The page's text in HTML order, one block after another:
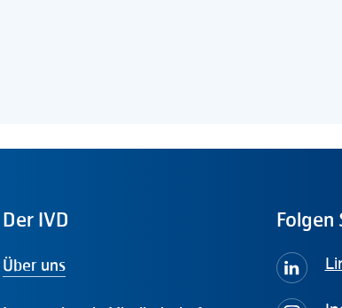
Der IVD
Über uns
Folgen